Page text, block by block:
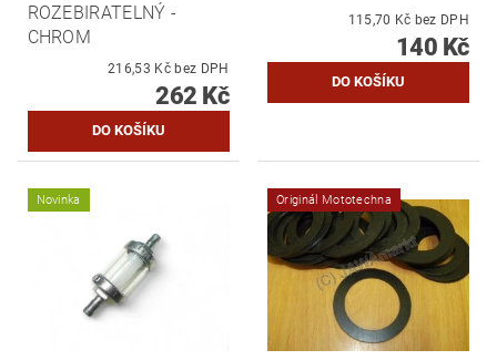
ROZEBIRATELNÝ -
CHROM
216,53 Kč bez DPH
262 Kč
115,70 Kč bez DPH
140 Kč
Novinka Originál Mototechna